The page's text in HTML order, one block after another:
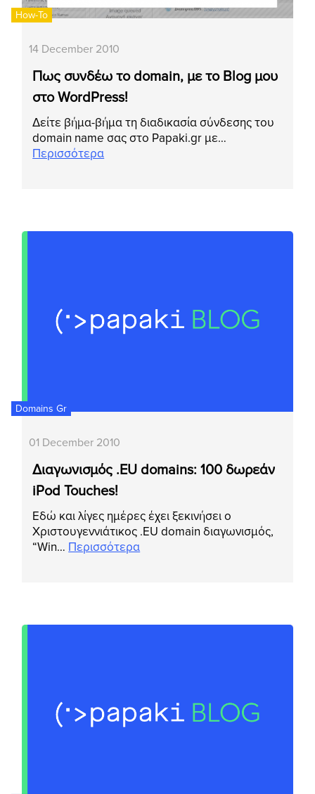
How-To
14 December 2010
Πως συνδέω το domain, με το Blog μου
στο WordPress!
Δείτε βήμα-βήμα τη διαδικασία σύνδεσης του
domain name σας στο Papaki.gr με…
Περισσότερα
Domains Gr
01 December 2010
Διαγωνισμός .EU domains: 100 δωρεάν
iPod Touches!
Εδώ και λίγες ημέρες έχει ξεκινήσει ο
Χριστουγεννιάτικος .EU domain διαγωνισμός,
“Win… Περισσότερα